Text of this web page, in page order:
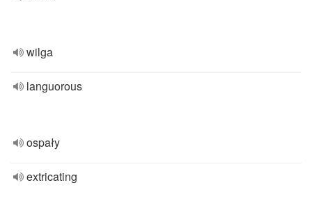
wilga
languorous
ospały
extricating